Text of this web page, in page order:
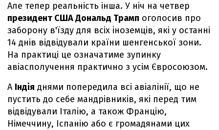
Але тепер реальність інша. У ніч на четвер
президент США Дональд Трамп оголосив про
заборону в'їзду для всіх іноземців, які у останні
14 днів відвідували країни шенгенської зони.
На практиці це означатиме зупинку
авіасполучення практично з усім Євросоюзом.
А Індія днями попередила всі авіалінії, що не
пустить до себе мандрівників, які перед тим
відвідували Італію, а також Францію,
Німеччину, Іспанію або є громадянами цих